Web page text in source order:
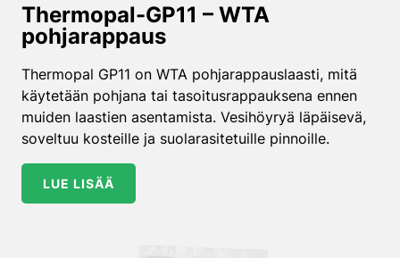
Thermopal-GP11 – WTA
pohjarappaus
Thermopal GP11 on WTA pohjarappauslaasti, mitä
käytetään pohjana tai tasoitusrappauksena ennen
muiden laastien asentamista. Vesihöyryä läpäisevä,
soveltuu kosteille ja suolarasitetuille pinnoille.
LUE LISÄÄ